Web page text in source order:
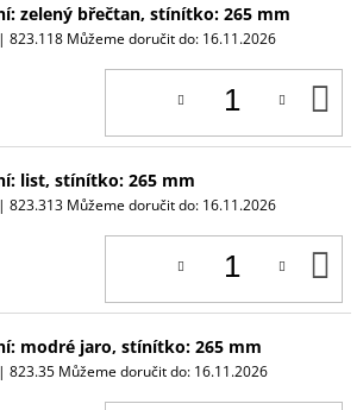
zelený břečtan, stínítko: 265 mm
| 823.118 Můžeme doručit do: 16.11.2026
list, stínítko: 265 mm
| 823.313 Můžeme doručit do: 16.11.2026
modré jaro, stínítko: 265 mm
| 823.35 Můžeme doručit do: 16.11.2026